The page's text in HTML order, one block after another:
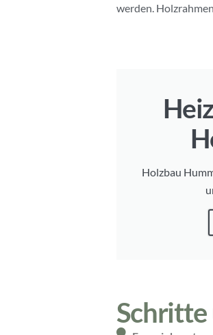
werden.
Holzbau
Schritte